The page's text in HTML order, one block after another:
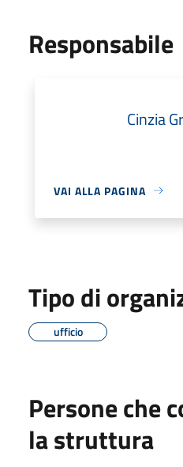
Responsabile
Cinzia
VAI ALLA PAGINA
Tipo di
ufficio
Persone che
la struttura